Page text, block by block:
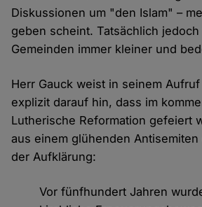
Diskussionen um "den Islam" –
geben scheint. Tatsächlich
Gemeinden immer kleiner und
Herr Gauck weist in seinem
explizit darauf hin, dass im
Lutherische Reformation gefeiert
aus einem glühenden
der Aufklärung:
Vor fünfhundert Jahren